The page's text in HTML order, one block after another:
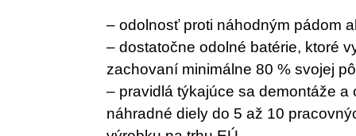
– odolnosť proti náhodným pádom
– dostatočne odolné batérie, ktoré
zachovaní minimálne 80 % svojej
– pravidlá týkajúce sa demontáže
náhradné diely do 5 až 10